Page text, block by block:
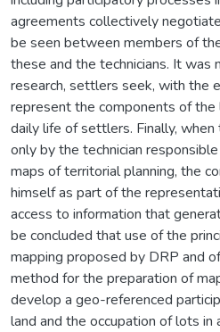
agreements collectively
be seen between members of
these and the technicians. It was
research, settlers seek, with the
represent the components of the
daily life of settlers. Finally,
only by the technician
maps of territorial planning, the
himself as part of the
access to information that
be concluded that use of the
mapping proposed by DRP and
method for the preparation of
develop a geo-referenced
land and the occupation of lots in